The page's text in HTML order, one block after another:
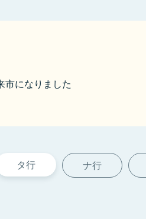
市になりました
タ行 ナ行